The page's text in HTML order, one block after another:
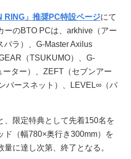
RING」推奨PC特設ページにて
ーのBTO PCは、arkhive（アー
パラ）、G-Master Axilus
（TSUKUMO）、G-
ター）、ZEFT（セブンアー
バースネット）、LEVEL∞（パ
限定特典として先着150名を
ド（幅780×奥行き300mm）を
に達し次第、終了となる。